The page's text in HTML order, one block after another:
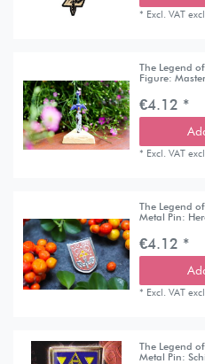
* Excl. VAT
The Legend
Figure:
€4.12 *
* Excl. VAT
The Legend
Metal Pin:
€4.12 *
* Excl. VAT
The Legend
Metal Pin: